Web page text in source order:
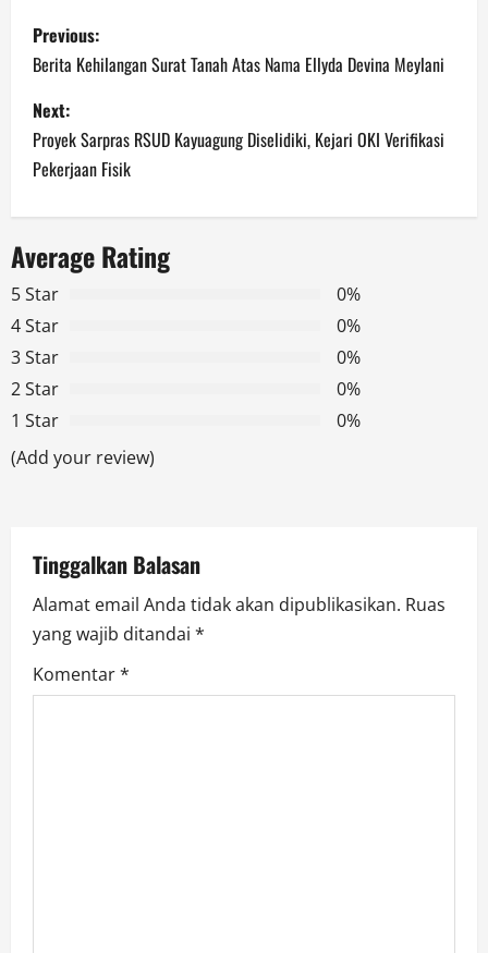
P
o
s
t
n
a
v
i
g
a
o
n
Previous:
Berita Kehilangan Surat Tanah Atas Nama Ellyda Devina Meylani
Next:
Proyek Sarpras RSUD Kayuagung Diselidiki, Kejari OKI Verifikasi
Pekerjaan Fisik
Average Rating
5 Star
0%
4 Star
0%
3 Star
0%
2 Star
0%
1 Star
0%
(Add your review)
Tinggalkan Balasan
Alamat email Anda tidak akan dipublikasikan. Ruas
yang wajib ditandai *
Komentar*